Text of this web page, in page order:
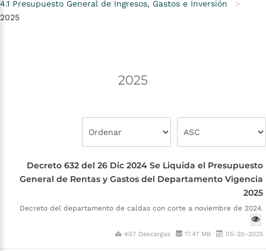
4.1 Presupuesto General de Ingresos, Gastos e Inversión
>
2025
2025
Decreto 632 del 26 Dic 2024 Se Liquida el Presupuesto
General de Rentas y Gastos del Departamento Vigencia
2025
Decreto del departamento de caldas con corte a noviembre de 2024.
407 Descargas 17.47 MB 05-20-2025